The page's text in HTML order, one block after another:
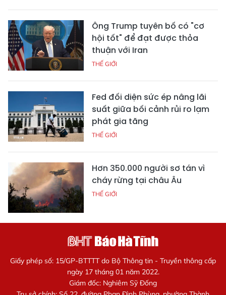
Ông Trump tuyên bố có "cơ
hội tốt" để đạt được thỏa
thuận với Iran
THẾ GIỚI
Fed đối diện sức ép nâng lãi
suất giữa bối cảnh rủi ro lạm
phát gia tăng
THẾ GIỚI
Hơn 350.000 người sơ tán vì
cháy rừng tại châu Âu
THẾ GIỚI
Giấy phép số: 15/GP-BTTTT do Bộ Thông tin - Truyền thông cấp
ngày 17 tháng 01 năm 2022.
Giám đốc: Nghiêm Sỹ Đống